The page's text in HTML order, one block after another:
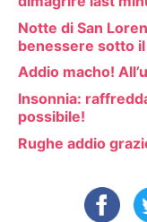
Notte di San
benessere sotto il
Addio macho!
Insonnia:
possibile!
Rughe addio